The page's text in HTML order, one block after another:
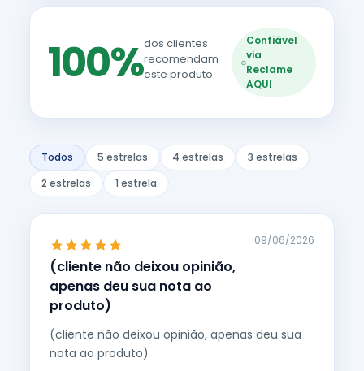
100%dos clientes
recomendam
este produto
Confiável
via
Reclame
AQUI
Todos 5 estrelas 4 estrelas
3 estrelas
2 estrelas
1 estrela
(cliente não deixou opinião,
apenas deu sua nota ao
produto)
09/06/2026
(cliente não deixou opinião, apenas deu sua
nota ao produto)